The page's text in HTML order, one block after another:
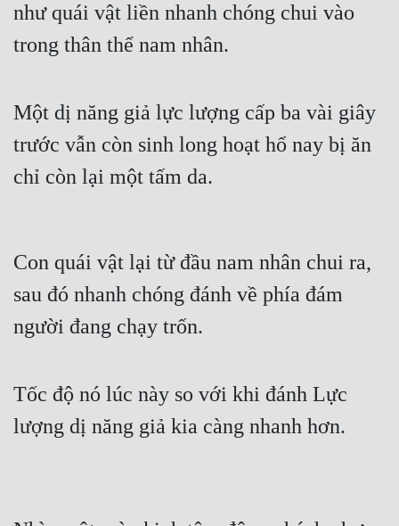
như quái vật liền nhanh chóng chui vào
trong thân thể nam nhân.
Một dị năng giả lực lượng cấp ba vài giây
trước vẫn còn sinh long hoạt hổ nay bị ăn
chỉ còn lại một tấm da.
Con quái vật lại từ đầu nam nhân chui ra,
sau đó nhanh chóng đánh về phía đám
người đang chạy trốn.
Tốc độ nó lúc này so với khi đánh Lực
lượng dị năng giả kia càng nhanh hơn.